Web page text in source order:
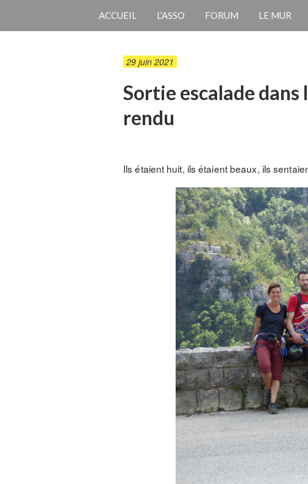
ACCUEIL L’ASSO FORUM LE MUR
29 juin 2021
Sortie escalade
rendu
Ils étaient huit, ils étaient beaux, ils